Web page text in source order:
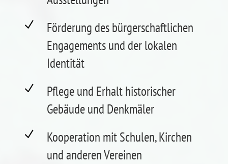
N
Förderung des bürgerschaftlichen
Engagements und der lokalen
Identität
N
Pflege und Erhalt historischer
Gebäude und Denkmäler
N
Kooperation mit Schulen, Kirchen
und anderen Vereinen